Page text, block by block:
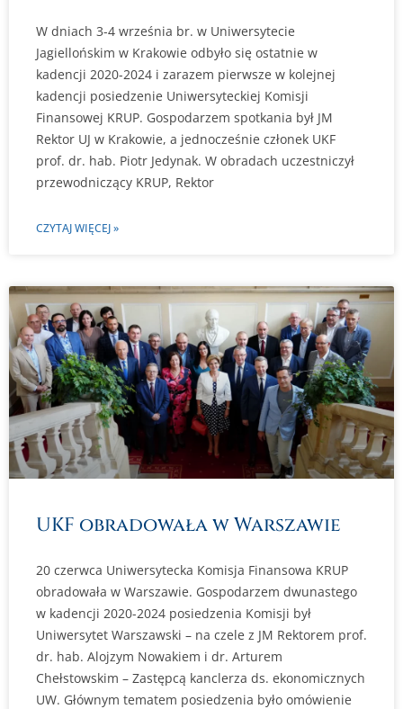
W dniach 3-4 września br. w Uniwersytecie
Jagiellońskim w Krakowie odbyło się ostatnie w
kadencji 2020-2024 i zarazem pierwsze w kolejnej
kadencji posiedzenie Uniwersyteckiej Komisji
Finansowej KRUP. Gospodarzem spotkania był JM
Rektor UJ w Krakowie, a jednocześnie członek UKF
prof. dr. hab. Piotr Jedynak. W obradach uczestniczył
przewodniczący KRUP, Rektor
CZYTAJ WIĘCEJ »
UKF obradowała w Warszawie
20 czerwca Uniwersytecka Komisja Finansowa KRUP
obradowała w Warszawie. Gospodarzem dwunastego
w kadencji 2020-2024 posiedzenia Komisji był
Uniwersytet Warszawski – na czele z JM Rektorem prof.
dr. hab. Alojzym Nowakiem i dr. Arturem
Chełstowskim – Zastępcą kanclerza ds. ekonomicznych
UW. Głównym tematem posiedzenia było omówienie